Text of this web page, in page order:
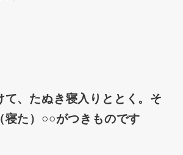
て、たぬき寝入りととく。そ
寝た）○○がつきものです